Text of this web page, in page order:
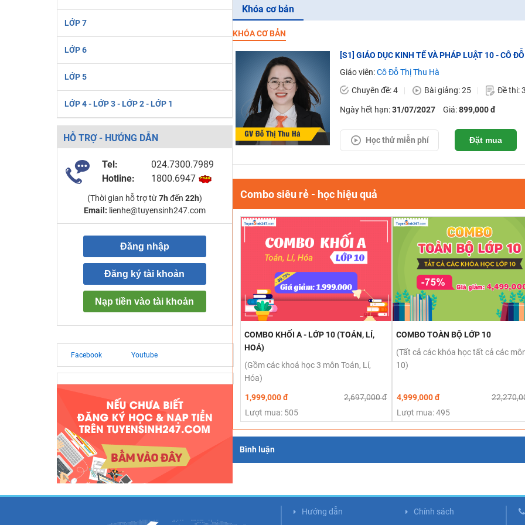
LỚP 7
LỚP 6
LỚP 5
LỚP 4 - LỚP 3 - LỚP 2 - LỚP 1
HỖ TRỢ - HƯỚNG DẪN
Tel:
024.7300.7989
Hotline:
1800.6947
(Thời gian hỗ trợ từ7h đến 22h)
Email: lienhe@tuyensinh247.com
Đăng nhập
Đăng ký tài khoản
Nạp tiền vào tài khoản
Facebook Youtube
Khóa cơ bản
KHÓA CƠ BẢN
[S1] GIÁO DỤC KINH TẾ VÀ PHÁP LUẬT 10 - CÔ
Giáo viên:Cô Đỗ Thị Thu Hà
Chuyên đề: 4
Bài giảng: 25 Đề thi:
Ngày hết hạn:31/07/2027 Giá:899,000 đ
Học thử miễn phí Đặt mua
Combo siêu rẻ - học hiệu quả
COMBO KHỐI A - LỚP 10 (TOÁN, LÍ,
HOÁ)
(Gồm các khoá học 3 môn Toán, Lí,
Hóa)
1,999,000 đ
2,697,000 đ
Lượt mua: 505
COMBO TOÀN BỘ LỚP 10
(Tất cả các khóa học tất cả các
10)
4,999,000 đ
Lượt mua: 495
Bình luận
Hướng dẫn Chính sách